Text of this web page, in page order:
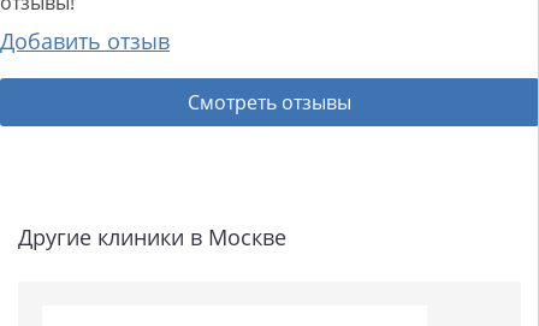
Добавить отзыв
Смотреть отзывы
Другие клиники в Москве